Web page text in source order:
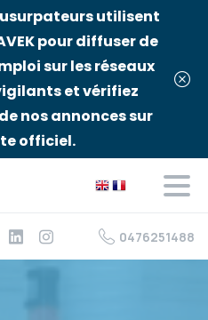
utilisent
pour diffuser de
sur les réseaux
et vérifiez
nos annonces sur
officiel.
0476251488